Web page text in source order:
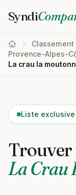
Syndi
Provence-Alpes-
La crau la
Liste exclusive
Trouver
La Crau